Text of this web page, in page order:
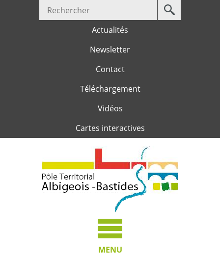
Jump to navigation
Votre
recherche
Actualités
Newsletter
Contact
Téléchargement
Vidéos
Cartes interactives
MENU